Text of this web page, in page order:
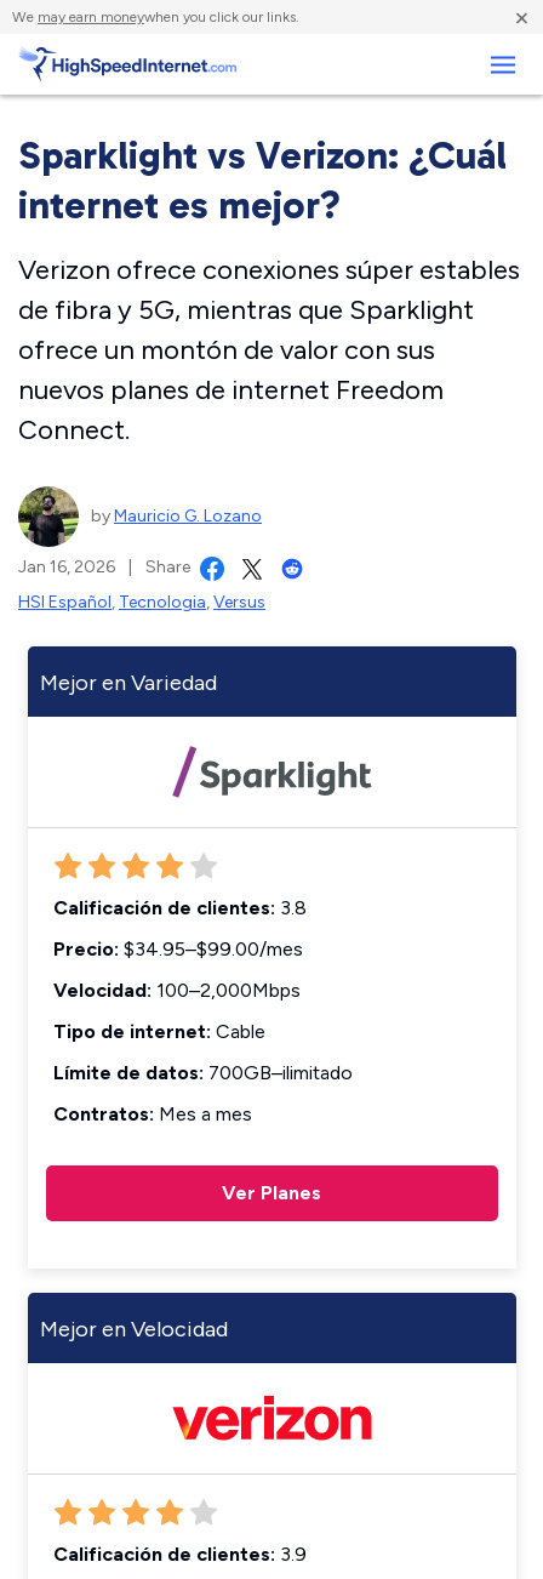
We may earn moneywhen you click our links. ×
Sparklight vs Verizon: ¿Cuál
internet es mejor?
Verizon ofrece conexiones súper estables
de fibra y 5G, mientras que Sparklight
ofrece un montón de valor con sus
nuevos planes de internet Freedom
Connect.
byMauricio G. Lozano
Jan 16, 2026
Share
HSI Español, Tecnologia,Versus
Mejor en Variedad
Calificación de clientes: 3.8
Precio: $34.95–$99.00/mes
Velocidad: 100–2,000Mbps
Tipo de internet: Cable
Límite de datos: 700GB–ilimitado
Contratos: Mes a mes
Ver Planes
Mejor en Velocidad
Calificación de clientes: 3.9